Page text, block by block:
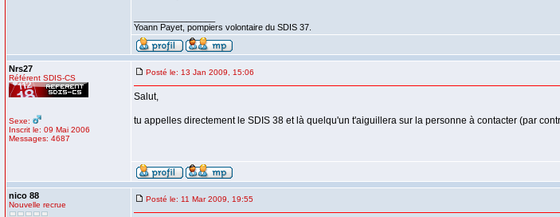
Yoann Payet, pompiers volontaire du SDIS 37.
Nrs27
Référent SDIS-CS
Sexe:
Inscrit le: 09 Mai 2006
Messages: 4687
Posté le: 13 Jan 2009, 15:06
Salut,
tu appelles directement le SDIS 38 et là quelqu'un t'aiguillera sur la personne à contacter (par
nico 88
Nouvelle recrue
Posté le: 11 Mar 2009, 19:55